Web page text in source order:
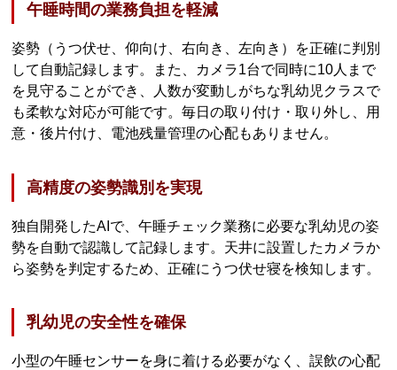
午睡時間の業務負担を軽減
姿勢（うつ伏せ、仰向け、右向き、左向き）を正確に判別
して自動記録します。また、カメラ1台で同時に10人まで
を見守ることができ、人数が変動しがちな乳幼児クラスで
も柔軟な対応が可能です。毎日の取り付け・取り外し、用
意・後片付け、電池残量管理の心配もありません。
高精度の姿勢識別を実現
独自開発したAIで、午睡チェック業務に必要な乳幼児の姿
勢を自動で認識して記録します。天井に設置したカメラか
ら姿勢を判定するため、正確にうつ伏せ寝を検知します。
乳幼児の安全性を確保
小型の午睡センサーを身に着ける必要がなく、誤飲の心配